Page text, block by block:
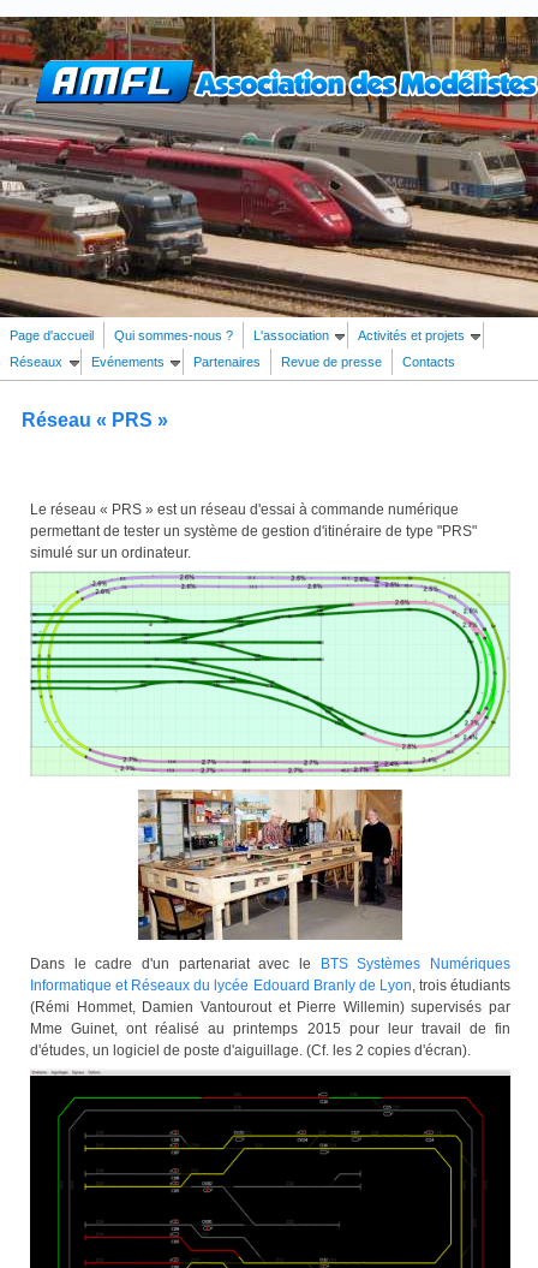
Aller au contenu principal
Rechercher
Page d'accueil Qui sommes-nous ? L'association
Activités et projets
Réseaux
Evénements Partenaires Revue de presse Contacts
Réseau « PRS »
Le réseau « PRS » est un réseau d'essai à commande numérique
permettant de tester un système de gestion d'itinéraire de type "PRS"
simulé sur un ordinateur.
Dans le cadre d'un partenariat avec le
BTS Systèmes Numériques
Informatique et Réseaux du lycée Edouard Branly de Lyon, trois étudiants
(Rémi Hommet, Damien Vantourout et Pierre Willemin) supervisés par
Mme Guinet, ont réalisé au printemps 2015 pour leur travail de fin
d'études, un logiciel de poste d'aiguillage. (Cf. les 2 copies d'écran).